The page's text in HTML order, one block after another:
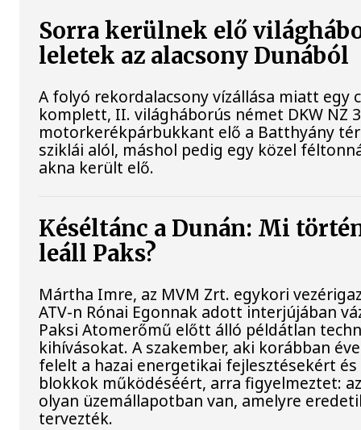
Sorra kerülnek elő
leletek az alacsony Dunából
A folyó rekordalacsony vízállása miatt egy
komplett, II. világháborús német DKW NZ
motorkerékpárbukkant elő a Batthyány
sziklái alól, máshol pedig egy közel
akna került elő.
Késéltánc a Dunán: Mi
leáll Paks?
Mártha Imre, az MVM Zrt. egykori
ATV-n Rónai Egonnak adott interjújában
Paksi Atomerőmű előtt álló példátlan
kihívásokat. A szakember, aki korábban
felelt a hazai energetikai fejlesztésekért és
blokkok működéséért, arra figyelmeztet:
olyan üzemállapotban van, amelyre
tervezték.